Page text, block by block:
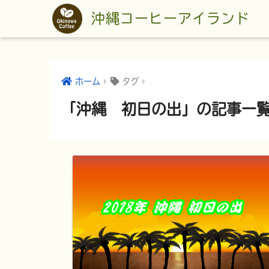
沖縄コーヒーアイランド
ホーム タグ
「沖縄 初日の出」の記事一